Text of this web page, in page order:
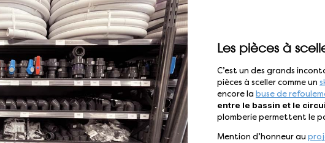
Les pièces à
C’est un des grands
pièces à sceller comme un
encore la buse de
entre le bassin et le
plomberie permettent le
Mention d’honneur au